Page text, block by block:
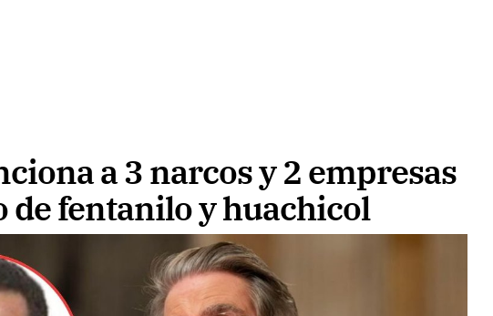
a 3 narcos y 2 empresas
de fentanilo y huachicol